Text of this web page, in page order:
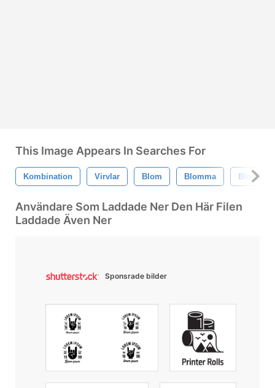
This Image Appears In Searches For
Kombination Virvlar Blom Blomma Blommig
Användare Som Laddade Ner Den Här Filen
Laddade Även Ner
Sponsrade bilder